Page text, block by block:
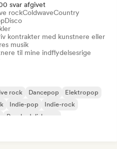
svar afgivet
rockColdwaveCountry
Disco
kontrakter med kunstnere eller
musik
til mine indflydelsesrige
rock Dancepop
Elektropop
Indie-pop
Indie-rock
Psychedelisk pop